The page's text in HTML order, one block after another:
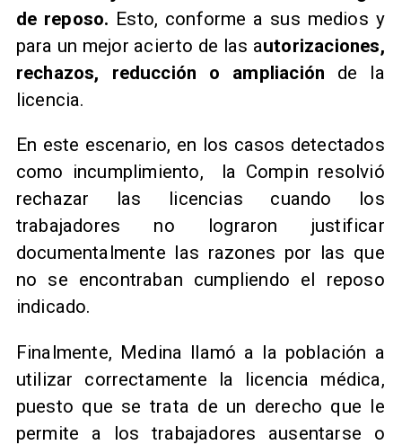
de reposo. Esto, conforme a sus medios y
para un mejor acierto de las autorizaciones,
rechazos, reducción o ampliación de la
licencia.
En este escenario, en los casos detectados
como incumplimiento, la Compin resolvió
rechazar las licencias cuando los
trabajadores no lograron justificar
documentalmente las razones por las que
no se encontraban cumpliendo el reposo
indicado.
Finalmente, Medina llamó a la población a
utilizar correctamente la licencia médica,
puesto que se trata de un derecho que le
permite a los trabajadores ausentarse o